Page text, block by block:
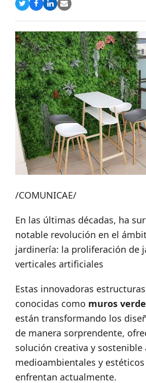
Compartir
Twitter
Compartir
Facebook
Compartir
LinkedIn
Share
Email
/COMUNICAE/
En las últimas décadas, ha
notable revolución en el
jardinería: la proliferación de
verticales artificiales
Estas innovadoras
conocidas como muros
están transformando los
de manera sorprendente,
solución creativa y sostenible
medioambientales y
enfrentan actualmente.